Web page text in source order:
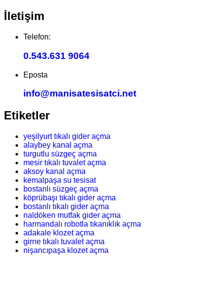
İletişim
Telefon:
0.543.631 9064
Eposta
info@manisatesisatci.net
Etiketler
yeşilyurt tıkalı gider açma
alaybey kanal açma
turgutlu süzgeç açma
mesir tıkalı tuvalet açma
aksoy kanal açma
kemalpaşa su tesisat
bostanlı süzgeç açma
köprübaşı tıkalı gider açma
bostanlı tıkalı gider açma
naldöken mutfak gider açma
harmandalı robotla tıkanıklık açma
adakale klozet açma
girne tıkalı tuvalet açma
nişancıpaşa klozet açma